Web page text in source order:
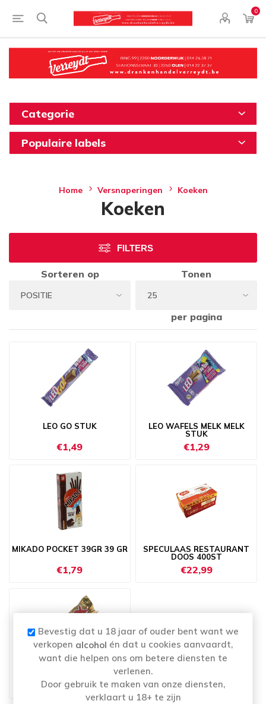
0
Categorie
Populaire labels
Home Versnaperingen Koeken
Koeken
FILTERS
Sorteren op Tonen
per pagina
LEO GO STUK
€1,49
LEO WAFELS MELK MELK
STUK
€1,29
MIKADO POCKET 39GR 39 GR
€1,79
SPECULAAS RESTAURANT
DOOS 400ST
€22,99
€1,19
Bevestig dat u 18 jaar of ouder bent want we
verkopen alcohol én dat u cookies aanvaardt,
want die helpen ons om betere diensten te
verlenen.
Door gebruik te maken van onze diensten,
verklaart u 18+ te zijn